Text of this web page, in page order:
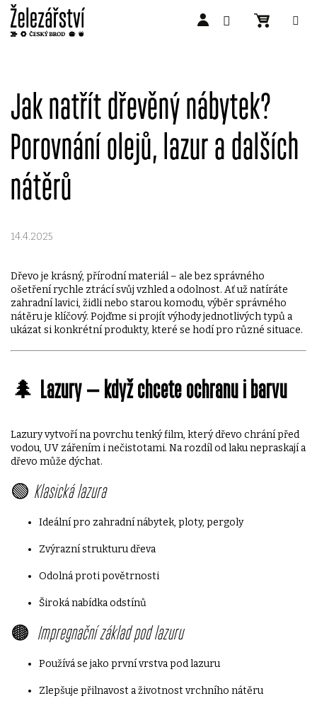
Jak natřít dřevěný nábytek?
Porovnání olejů, lazur a dalších
nátěrů
14.4.2025
Dřevo je krásný, přírodní materiál – ale bez správného
ošetření rychle ztrácí svůj vzhled a odolnost. Ať už natíráte
zahradní lavici, židli nebo starou komodu, výběr správného
nátěru je klíčový. Pojďme si projít výhody jednotlivých typů a
ukázat si konkrétní produkty, které se hodí pro různé situace.
🌲 Lazury – když chcete ochranu i barvu
Lazury vytvoří na povrchu tenký film, který dřevo chrání před
vodou, UV zářením i nečistotami. Na rozdíl od laku nepraskají a
dřevo může dýchat.
🟢 Klasická lazura
Ideální pro zahradní nábytek, ploty, pergoly
Zvýrazní strukturu dřeva
Odolná proti povětrnosti
Široká nabídka odstínů
🟤 Impregnační základ pod lazuru
Používá se jako první vrstva pod lazuru
Zlepšuje přilnavost a životnost vrchního nátěru